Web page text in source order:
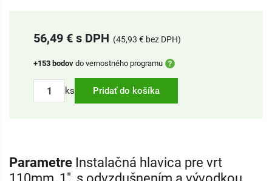
56,49 € s DPH (45,93 € bez DPH)
+153 bodov do vernostného programu
ks Pridať do košíka
Parametre Instalačná hlavica pre vrt